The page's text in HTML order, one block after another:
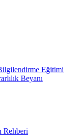
Eğitimi
Beyanı
Rehberi